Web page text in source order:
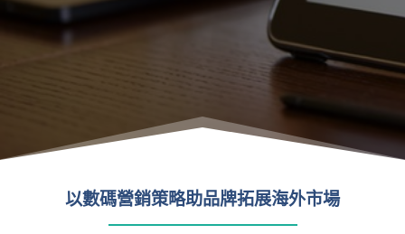
以數碼營銷策略助品牌拓展海外市場